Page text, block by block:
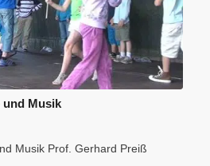
und Musik
Musik Prof. Gerhard Preiß